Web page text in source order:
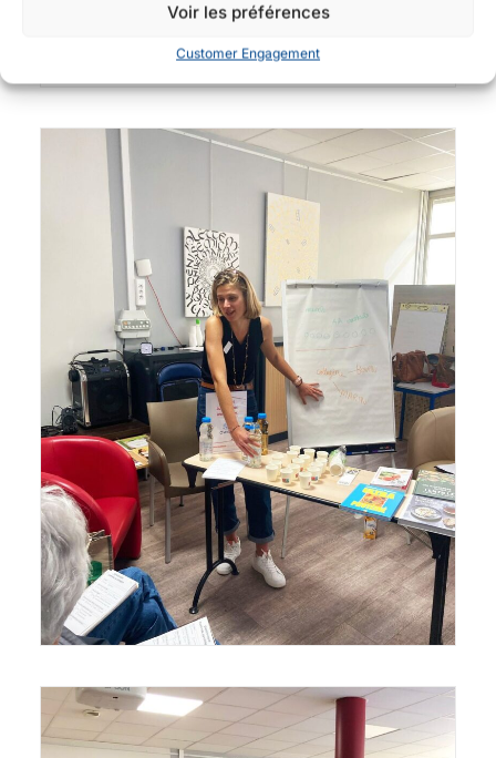
Voir les préférences
Customer Engagement